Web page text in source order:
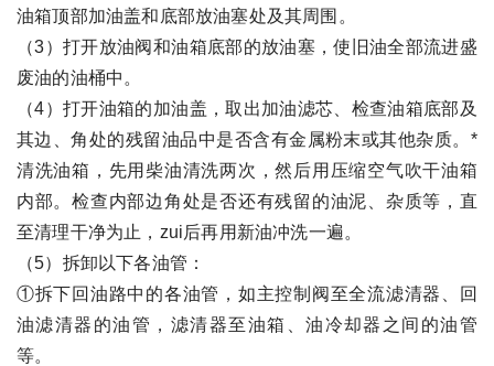
油箱顶部加油盖和底部放油塞处及其周围。
（3）打开放油阀和油箱底部的放油塞，使旧油全部流进盛
废油的油桶中。
（4）打开油箱的加油盖，取出加油滤芯、检查油箱底部及
其边、角处的残留油品中是否含有金属粉末或其他杂质。*
清洗油箱，先用柴油清洗两次，然后用压缩空气吹干油箱
内部。检查内部边角处是否还有残留的油泥、杂质等，直
至清理干净为止，zui后再用新油冲洗一遍。
（5）拆卸以下各油管：
①拆下回油路中的各油管，如主控制阀至全流滤清器、回
油滤清器的油管，滤清器至油箱、油冷却器之间的油管
等。